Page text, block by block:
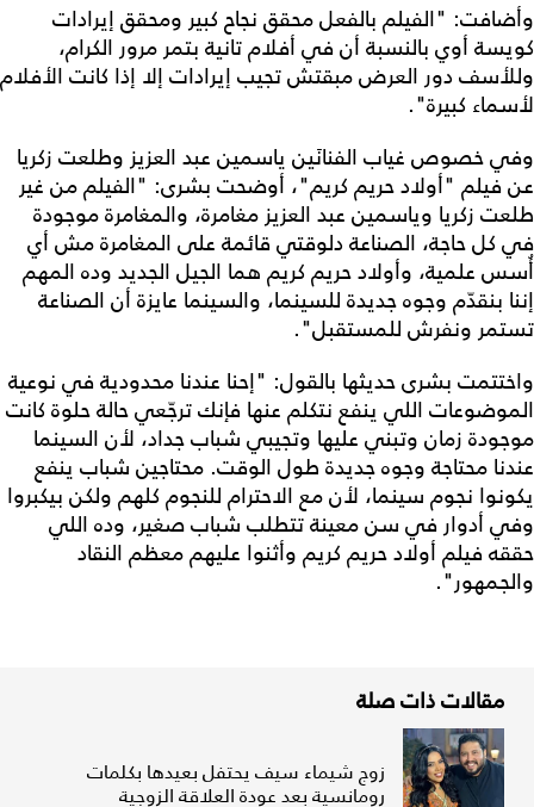
وأضافت: "الفيلم بالفعل محقق نجاح كبير ومحقق إيرادات
كويسة أوي بالنسبة أن في أفلام تانية بتمر مرور الكرام،
وللأسف دور العرض مبقتش تجيب إيرادات إلا إذا كانت الأفلام
لأسماء كبيرة".
وفي خصوص غياب الفنانَين ياسمين عبد العزيز وطلعت زكريا
عن فيلم "أولاد حريم كريم"، أوضحت بشرى: "الفيلم من غير
طلعت زكريا وياسمين عبد العزيز مغامرة، والمغامرة موجودة
في كل حاجة، الصناعة دلوقتي قائمة على المغامرة مش أي
أُسس علمية، وأولاد حريم كريم هما الجيل الجديد وده المهم
إننا بنقدّم وجوه جديدة للسينما، والسينما عايزة أن الصناعة
تستمر ونفرش للمستقبل".
واختتمت بشرى حديثها بالقول: "إحنا عندنا محدودية في نوعية
الموضوعات اللي ينفع نتكلم عنها فإنك ترجّعي حالة حلوة كانت
موجودة زمان وتبني عليها وتجيبي شباب جداد، لأن السينما
عندنا محتاجة وجوه جديدة طول الوقت. محتاجين شباب ينفع
يكونوا نجوم سينما، لأن مع الاحترام للنجوم كلهم ولكن بيكبروا
وفي أدوار في سن معينة تتطلب شباب صغير، وده اللي
حققه فيلم أولاد حريم كريم وأثنوا عليهم معظم النقاد
والجمهور".
مقالات ذات صلة
زوج شيماء سيف يحتفل بعيدها بكلمات
رومانسية بعد عودة العلاقة الزوجية